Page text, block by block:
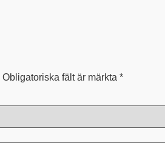
Obligatoriska fält är märkta *